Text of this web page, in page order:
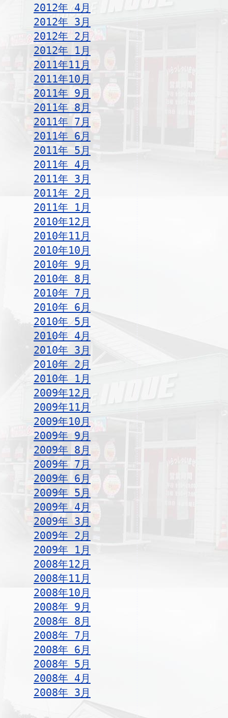
2012年 4月
2012年 3月
2012年 2月
2012年 1月
2011年11月
2011年10月
2011年 9月
2011年 8月
2011年 7月
2011年 6月
2011年 5月
2011年 4月
2011年 3月
2011年 2月
2011年 1月
2010年12月
2010年11月
2010年10月
2010年 9月
2010年 8月
2010年 7月
2010年 6月
2010年 5月
2010年 4月
2010年 3月
2010年 2月
2010年 1月
2009年12月
2009年11月
2009年10月
2009年 9月
2009年 8月
2009年 7月
2009年 6月
2009年 5月
2009年 4月
2009年 3月
2009年 2月
2009年 1月
2008年12月
2008年11月
2008年10月
2008年 9月
2008年 8月
2008年 7月
2008年 6月
2008年 5月
2008年 4月
2008年 3月